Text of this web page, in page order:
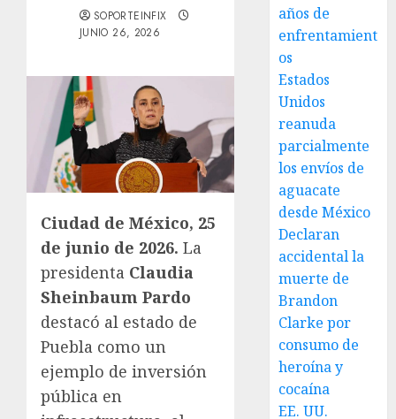
SOPORTEINFIX
JUNIO 26, 2026
Ciudad de México, 25
de junio de 2026. La
presidenta Claudia
Sheinbaum Pardo
destacó al estado de
Puebla como un
ejemplo de inversión
pública en
años de
enfrentamient
os
Estados
Unidos
reanuda
parcialmente
los envíos de
aguacate
desde México
Declaran
accidental la
muerte de
Brandon
Clarke por
consumo de
heroína y
cocaína
EE. UU.